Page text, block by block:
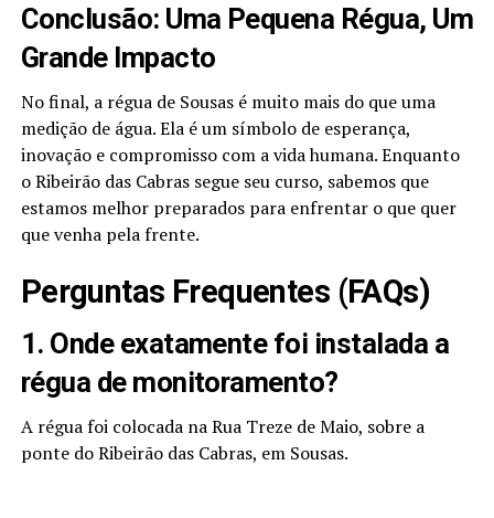
Conclusão: Uma Pequena Régua, Um
Grande Impacto
No final, a régua de Sousas é muito mais do que uma
medição de água. Ela é um símbolo de esperança,
inovação e compromisso com a vida humana. Enquanto
o Ribeirão das Cabras segue seu curso, sabemos que
estamos melhor preparados para enfrentar o que quer
que venha pela frente.
Perguntas Frequentes (FAQs)
1. Onde exatamente foi instalada a
régua de monitoramento?
A régua foi colocada na Rua Treze de Maio, sobre a
ponte do Ribeirão das Cabras, em Sousas.